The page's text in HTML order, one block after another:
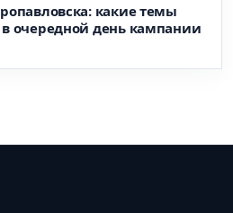
какие темы
очередной день кампании